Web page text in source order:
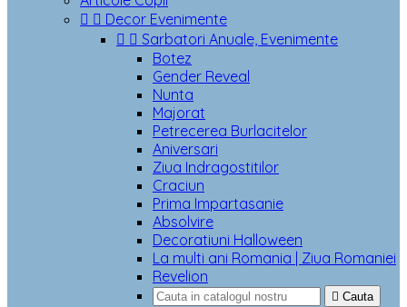
  Decor Evenimente
  Sarbatori Anuale, Evenimente
Botez
Gender Reveal
Nunta
Majorat
Petrecerea Burlacitelor
Aniversari
Ziua Indragostitilor
Craciun
Prima Impartasanie
Absolvire
Decoratiuni Halloween
La multi ani Romania | Ziua Romaniei
Revelion
 Cauta